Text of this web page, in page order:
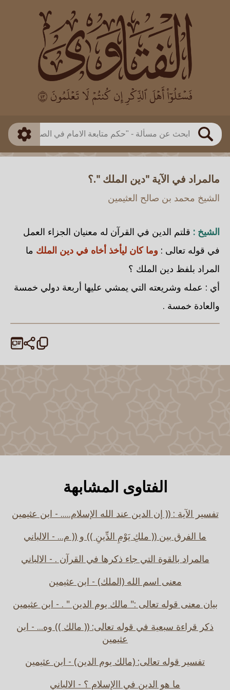
بحث
العالم
بن باز
بن العثيمين
اللجنة الدائمة
طريقة البحث
ذكي
مالمراد في الآية "دين الملك ".؟
الشيخ محمد بن صالح العثيمين
الشيخ : قلتم الدين في القرآن له معنيان الجزاء العمل
في قوله تعالى : وما كان ليأخذ أخاه في دين الملك ما
المراد بلفظ دين الملك ؟
أي : عمله وشريعته التي يمشي عليها أربعة دولي خمسة
والعادة خمسة .
الفتاوى المشابهة
تفسير الآية : (( إن الدين عند الله الإسلام..... - ابن عثيمين
ما الفرق بين (( ملكِ يَوْمِ الدِّينِ )) و (( م... - الالباني
مالمراد بالقوة التي جاء ذكرها في القرآن . - الالباني
معنى اسم الله (الملك) - ابن عثيمين
بيان معنى قوله تعالى :" مالك يوم الدين " . - ابن عثيمين
ذكر قراءة سبعية في قوله تعالى: (( مالك )) وه... - ابن
عثيمين
تفسير قوله تعالى: (مالك يوم الدين) - ابن عثيمين
ما هو الدين في االإسلام ؟ - الالباني